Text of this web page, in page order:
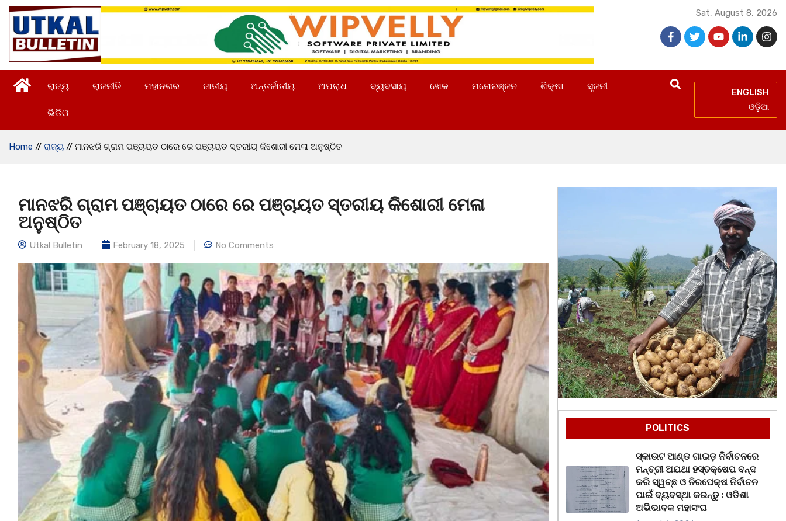
Sat, August 8, 2026
ରାଜ୍ୟ ରାଜନୀତି ମହାନଗର ଜାତୀୟ ଅନ୍ତର୍ଜାତୀୟ ଅପରାଧ ବ୍ୟବସାୟ ଖେଳ ମନୋରଞ୍ଜନ ଶିକ୍ଷା ସୃଜନୀ
ଭିଡିଓ
ENGLISH
ଓଡ଼ିଆ
Home // ରାଜ୍ୟ // ମାନଝରି ଗ୍ରାମ ପଞ୍ଚାୟତ ଠାରେ ରେ ପଞ୍ଚାୟତ ସ୍ତରୀୟ କିଶୋରୀ ମେଳା ଅନୁଷ୍ଠିତ
ମାନଝରି ଗ୍ରାମ ପଞ୍ଚାୟତ ଠାରେ ରେ ପଞ୍ଚାୟତ ସ୍ତରୀୟ କିଶୋରୀ ମେଳା
ଅନୁଷ୍ଠିତ
Utkal Bulletin February 18, 2025 No Comments
POLITICS
ସ୍କାଉଟ ଆଣ୍ଡ ଗାଇଡ଼ ନିର୍ବାଚନରେ
ମନ୍ତ୍ରୀ ଅଯଥା ହସ୍ତକ୍ଷେପ ବନ୍ଦ
କରି ସ୍ୱଚ୍ଛ ଓ ନିରପେକ୍ଷ ନିର୍ବାଚନ
ପାଇଁ ବ୍ୟବସ୍ଥା କରନ୍ତୁ : ଓଡିଶା
ଅଭିଭାବକ ମହାସଂଘ